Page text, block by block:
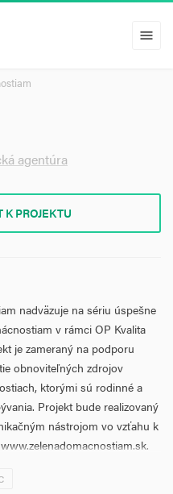
menu
agentúra
PROJEKTU
nadväzuje na sériu úspešne
v rámci OP Kvalita
je zameraný na podporu
obnoviteľných zdrojov
ktorými sú rodinné a
Projekt bude realizovaný
nástrojom vo vzťahu k
zariadení na využívanie OZE